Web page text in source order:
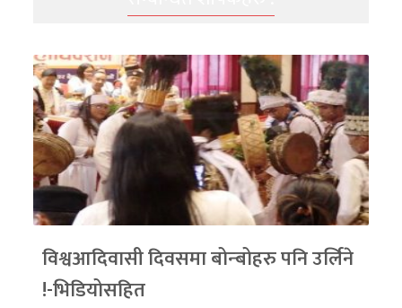
विश्वआदिवासी दिवसमा बोन्बोहरु पनि उर्लिने
!-भिडियोसहित